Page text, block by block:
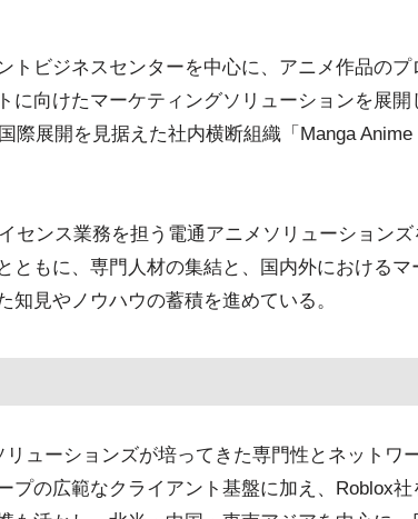
トビジネスセンターを中心に、アニメ作品のプ
に向けたマーケティングソリューションを展開
際展開を見据えた社内横断組織「Manga Anime
センス業務を担う電通アニメソリューションズ
ともに、専門人材の集結と、国内外におけるマ
見やノウハウの蓄積を進めている。
リューションズが培ってきた専門性とネットワ
プの広範なクライアント基盤に加え、Roblox社